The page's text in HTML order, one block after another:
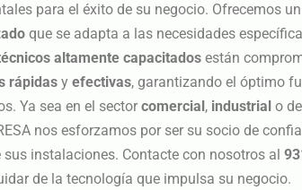
para el éxito de su negocio. Ofrecemos un
que se adapta a las necesidades
altamente capacitados están
rápidas y efectivas, garantizando el óptimo
Ya sea en el sector comercial , industrial o de
nos esforzamos por ser su socio de
sus instalaciones. Contacte con nosotros al
de la tecnología que impulsa su negocio.